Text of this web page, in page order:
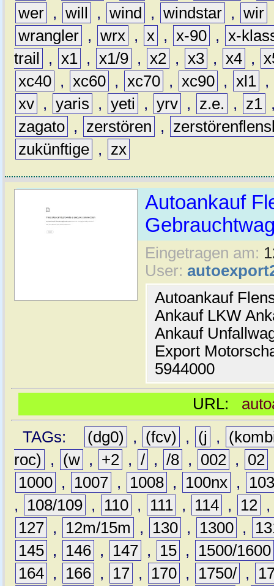
wer , will , wind , windstar , wir
wrangler , wrx , x , x-90 , x-
trail
, x1 , x1/9 , x2 , x3 , x4 ,
xc40 , xc60 , xc70 , xc90 , xl1 ,
xv , yaris , yeti , yrv , z.e. , z1
zagato , zerstören ,
zukünftige , zx
Autoankauf
Eingetragen am:
User:
Autoankauf
Ankauf LKW
Ankauf
Export
5944000
URL:
TAGs:
(dg0) , (fcv) , (j ,
roc)
, (w , +2 , / , /8 , 002 , 02
1000 , 1007 , 1008 , 100nx ,
,
108/109 , 110 , 111 , 114 , 12
127 , 12m/15m , 130 , 1300 ,
145 , 146 , 147 , 15 ,
1500/1600
164 , 166 , 17 , 170 , 1750/ ,